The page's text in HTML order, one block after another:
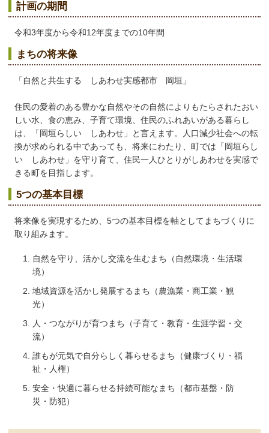
計画の期間
令和3年度から令和12年度までの10年間
まちの将来像
「自然と共生する しあわせ実感都市 岡垣」
住民の愛着のある豊かな自然やその自然によりもたらされたおい
しい水、食の恵み、子育て環境、住民のふれあいがある暮らし
は、「岡垣らしい しあわせ」と言えます。人口減少社会への転
換が求められる中であっても、将来にわたり、町では「岡垣らし
い しあわせ」を守り育て、住民一人ひとりがしあわせを実感で
きる町を目指します。
5つの基本目標
将来像を実現するため、5つの基本目標を軸としてまちづくりに
取り組みます。
自然を守り、活かし交流を生むまち（自然環境・生活環
境）
地域資源を活かし発展するまち（農漁業・商工業・観
光）
人・つながりが育つまち（子育て・教育・生涯学習・交
流）
誰もが元気で自分らしく暮らせるまち（健康づくり・福
祉・人権）
安全・快適に暮らせる持続可能なまち（都市基盤・防
災・防犯）